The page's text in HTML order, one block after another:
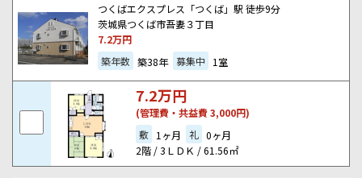
つくばエクスプレス「つくば」駅 徒歩9分
茨城県つくば市吾妻３丁目
7.2万円
築年数 築38年 募集中 1室
7.2万円
(管理費・共益費 3,000円)
敷 1ヶ月 礼 0ヶ月
2階 / 3ＬＤＫ / 61.56㎡